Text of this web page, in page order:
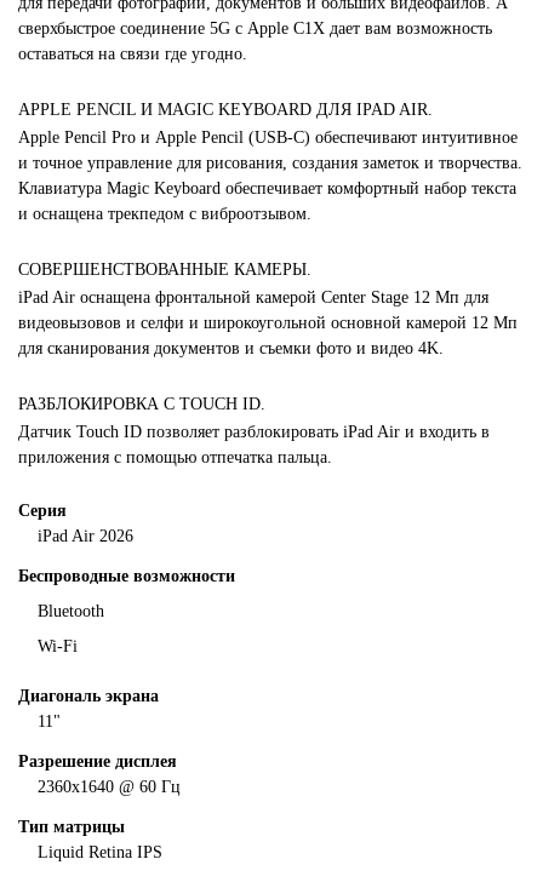
сверхбыстрое соединение 5G с Apple C1X дает вам возможность
оставаться на связи где угодно.
APPLE PENCIL И MAGIC KEYBOARD ДЛЯ IPAD AIR.
Apple Pencil Pro и Apple Pencil (USB-C) обеспечивают интуитивное
и точное управление для рисования, создания заметок и творчества.
Клавиатура Magic Keyboard обеспечивает комфортный набор текста
и оснащена трекпедом с виброотзывом.
СОВЕРШЕНСТВОВАННЫЕ КАМЕРЫ.
iPad Air оснащена фронтальной камерой Center Stage 12 Мп для
видеовызовов и селфи и широкоугольной основной камерой 12 Мп
для сканирования документов и съемки фото и видео 4K.
РАЗБЛОКИРОВКА С TOUCH ID.
Датчик Touch ID позволяет разблокировать iPad Air и входить в
приложения с помощью отпечатка пальца.
Серия
iPad Air 2026
Беспроводные возможности
Bluetooth
Wi-Fi
Диагональ экрана
11"
Разрешение дисплея
2360х1640 @ 60 Гц
Тип матрицы
Liquid Retina IPS